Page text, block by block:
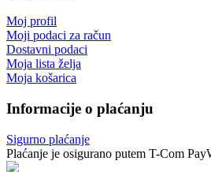
Moj profil
Moji podaci za račun
Dostavni podaci
Moja lista želja
Moja košarica
Informacije o plaćanju
Sigurno plaćanje
Plaćanje je osigurano putem T-Com